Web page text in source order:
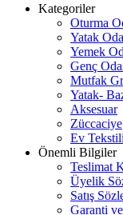
Kategoriler
Oturma
Yatak
Yemek
Genç
Mutfak
Yatak-
Aksesuar
Züccaciye
Ev Tekstili
Önemli Bilgiler
Teslimat
Üyelik
Satış
Garanti